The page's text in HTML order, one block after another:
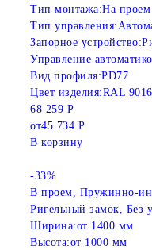
Тип монтажа:На проем
Тип управления:
Запорное устройство:
Управление
Вид профиля:PD77
Цвет изделия:RAL 9016
68 259 Р
от45 734 Р
В корзину
-33%
В проем, Пружинно-
Ригельный замок, Без
Ширина:от 1400 мм
Высота:от 1000 мм